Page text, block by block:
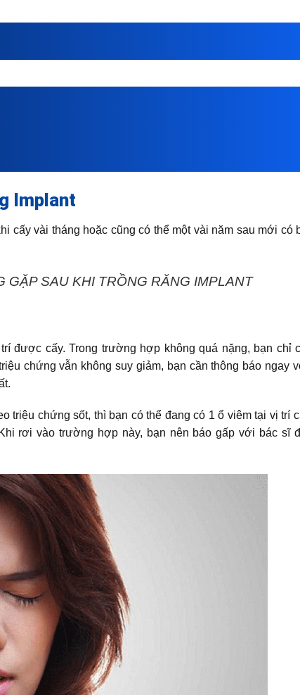
Implant
cấy vài tháng hoặc cũng có thể một vài năm sau mới có
GẶP SAU KHI TRỒNG RĂNG IMPLANT
được cấy. Trong trường hợp không quá nặng, bạn chỉ
chứng vẫn không suy giảm, bạn cần thông báo ngay
triệu chứng sốt, thì bạn có thể đang có 1 ổ viêm tại vị trí
rơi vào trường hợp này, bạn nên báo gấp với bác sĩ